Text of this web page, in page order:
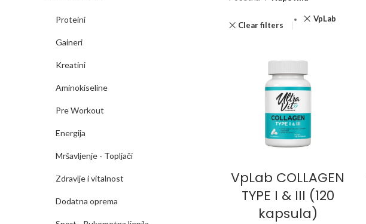
Proteini
Gaineri
Kreatini
Aminokiseline
Pre Workout
Energija
Mršavljenje - Topljači
Zdravlje i vitalnost
Dodatna oprema
Clear filters
VpLab
VpLab COLLAGEN
TYPE I & III (120
kapsula)